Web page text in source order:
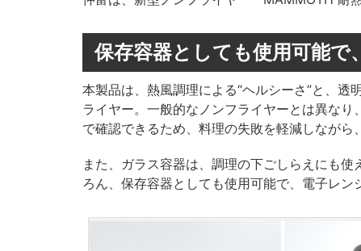
保存容器としても使用可能で
本製品は、熱風調理による“ヘルシーさ”と、透
ライヤー。一般的なノンフライヤーとは異な
で確認できるため、料理の失敗を軽減しながら
また、ガラス容器は、調理の下ごしらえにも
ろん、保存容器としても使用可能で、電子レン